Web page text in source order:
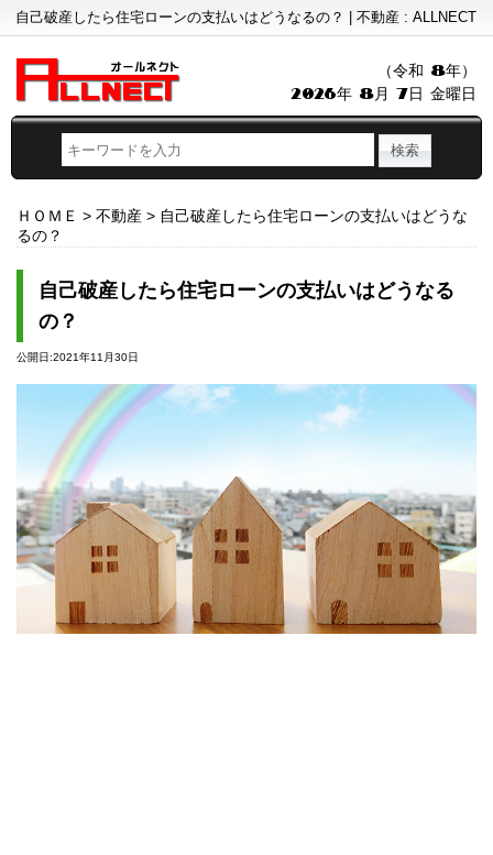
自己破産したら住宅ローンの支払いはどうなるの？ | 不動産 : ALLNECT
（令和 8年）
2026年 8月 7日 金曜日
ＨＯＭＥ > 不動産 > 自己破産したら住宅ローンの支払いはどうな
るの？
自己破産したら住宅ローンの支払いはどうなる
の？
公開日:2021年11月30日